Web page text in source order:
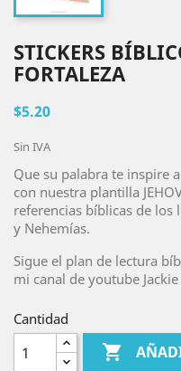
STICKERS
FORTALEZA
$5.20
Sin IVA
Que su palabra te inspire
con nuestra plantilla
referencias bíblicas de los
y Nehemías.
Sigue el plan de lectura
mi canal de youtube Jackie
Cantidad
